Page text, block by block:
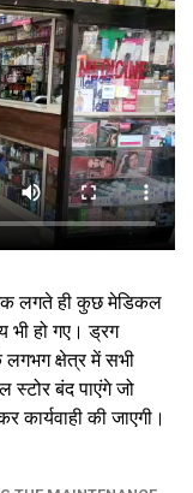
लगते ही कुछ मेडिकल
भी हो गए। ड्रग
लगभग क्षेत्र में सभी
स्टोर बंद पाएंगे जो
कार्यवाही की जाएगी।